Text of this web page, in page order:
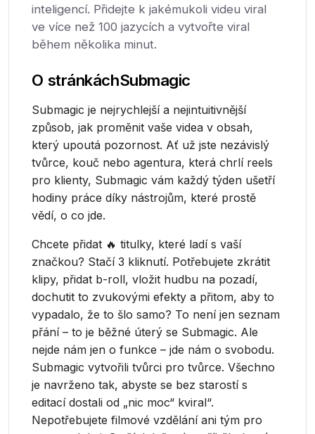
inteligencí. Přidejte k jakémukoli videu viral
ve více než 100 jazycích a vytvořte viral
během několika minut.
O stránkáchSubmagic
Submagic je nejrychlejší a nejintuitivnější
způsob, jak proměnit vaše videa v obsah,
který upoutá pozornost. Ať už jste nezávislý
tvůrce, kouč nebo agentura, která chrlí reels
pro klienty, Submagic vám každý týden ušetří
hodiny práce díky nástrojům, které prostě
vědí, o co jde.
Chcete přidat 🔥 titulky, které ladí s vaší
značkou? Stačí 3 kliknutí. Potřebujete zkrátit
klipy, přidat b-roll, vložit hudbu na pozadí,
dochutit to zvukovými efekty a přitom, aby to
vypadalo, že to šlo samo? To není jen seznam
přání – to je běžné úterý se Submagic. Ale
nejde nám jen o funkce – jde nám o svobodu.
Submagic vytvořili tvůrci pro tvůrce. Všechno
je navrženo tak, abyste se bez starostí s
editací dostali od „nic moc“ kviral“.
Nepotřebujete filmové vzdělání ani tým pro